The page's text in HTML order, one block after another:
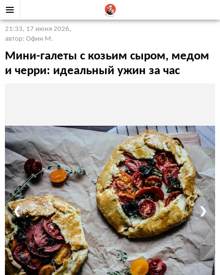
21:33, 17 июня 2026,
автор: Офин М.
Мини-галеты с козьим сыром, медом
и черри: идеальный ужин за час
❮ ❯